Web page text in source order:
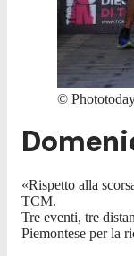
©
«Rispetto alla
TCM.
Tre eventi, tre
Piemontese per la